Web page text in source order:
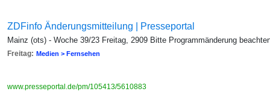
ZDFinfo Änderungsmitteilung | Presseportal
Mainz (ots) - Woche 39/23 Freitag, 2909 Bitte Programmänderung
Freitag: Medien > Fernsehen
www.presseportal.de/pm/105413/5610883